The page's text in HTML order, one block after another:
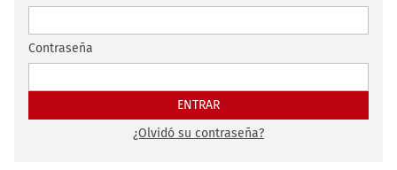
Contraseña
¿Olvidó su contraseña?